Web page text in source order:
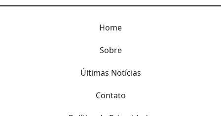
Home
Sobre
Últimas Notícias
Contato